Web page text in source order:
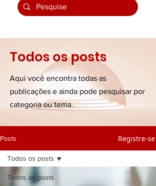
Todos os posts
Aqui você encontra todas as
publicações e ainda pode pesquisar por
categoria ou tema.
Posts Registre-se
Todos os posts
Todos os posts